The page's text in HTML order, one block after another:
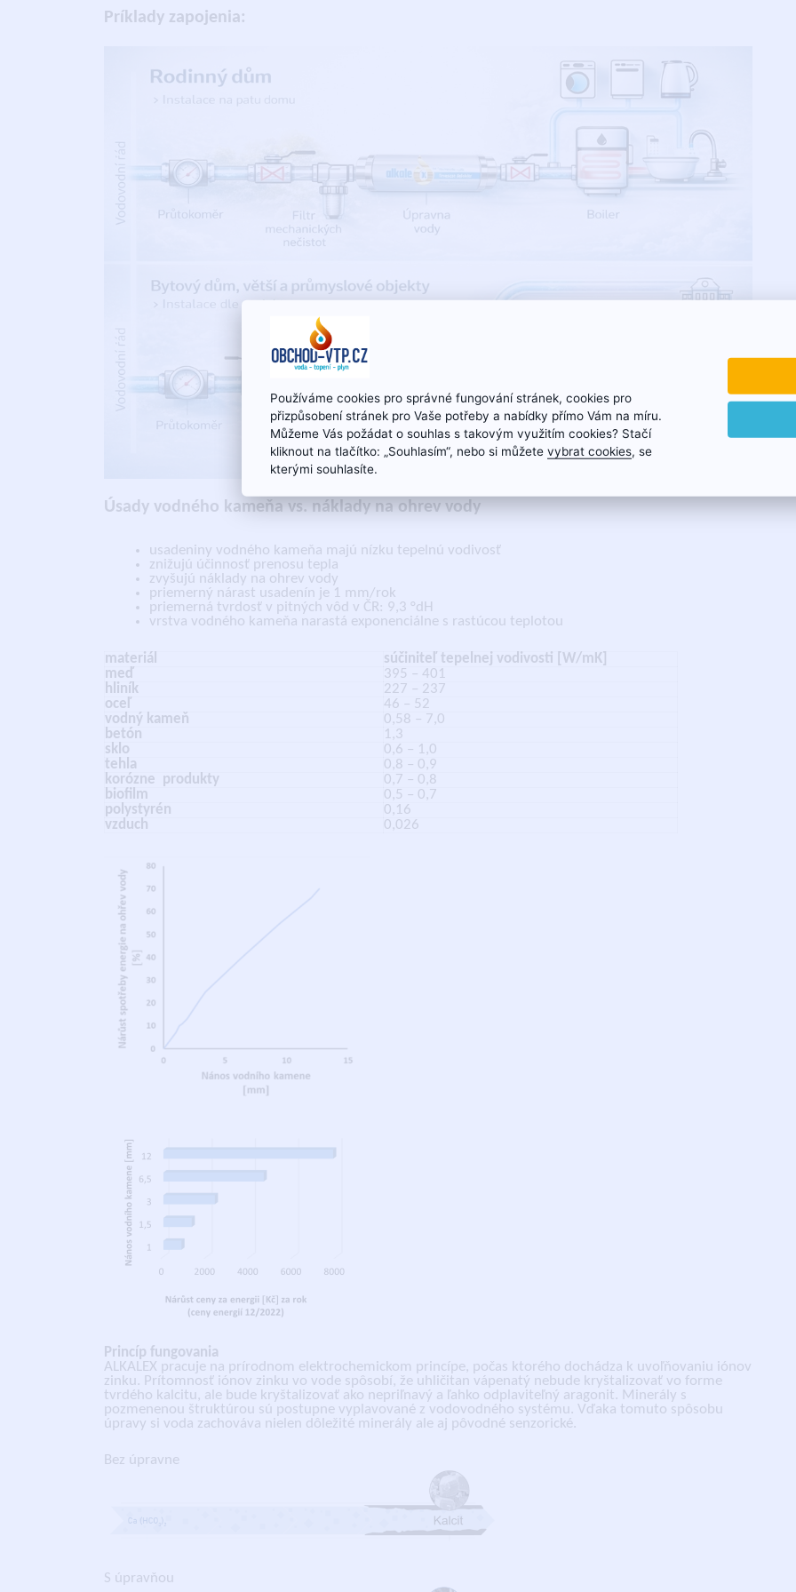
Príklady zapojenia:
Úsady vodného kameňa vs. náklady na ohrev vody
usadeniny vodného kameňa majú nízku tepelnú vodivosť
znižujú účinnosť prenosu tepla
zvyšujú náklady na ohrev vody
priemerný nárast usadenín je 1 mm/rok
priemerná tvrdosť v pitných vôd v ČR: 9,3 °dH
vrstva vodného kameňa narastá exponenciálne s rastúcou teplotou
materiál
súčiniteľ tepelnej vodivosti [W/mK]
meď
395 – 401
hliník
227 – 237
oceľ
46 – 52
vodný kameň
0,58 – 7,0
betón
1,3
sklo
0,6 – 1,0
tehla
0,8 – 0,9
korózne produkty
0,7 – 0,8
biofilm
0,5 – 0,7
polystyrén
0,16
vzduch
0,026
Princíp fungovania
ALKALEX pracuje na prírodnom elektrochemickom princípe, počas ktorého dochádza k uvoľňovaniu iónov
zinku. Prítomnosť iónov zinku vo vode spôsobí, že uhličitan vápenatý nebude kryštalizovať vo forme
tvrdého kalcitu, ale bude kryštalizovať ako nepriľnavý a ľahko odplaviteľný aragonit. Minerály s
pozmenenou štruktúrou sú postupne vyplavované z vodovodného systému. Vďaka tomuto spôsobu
úpravy si voda zachováva nielen dôležité minerály ale aj pôvodné senzorické.
Bez úpravne
S úpravňou
Používáme cookies pro správné fungování stránek, cookies pro
přizpůsobení stránek pro Vaše potřeby a nabídky přímo Vám na míru.
Můžeme Vás požádat o souhlas s takovým využitím cookies? Stačí
kliknout na tlačítko: „Souhlasím“, nebo si můžete vybrat cookies, se
kterými souhlasíte.